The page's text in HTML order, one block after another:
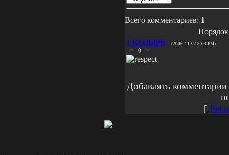
Всего комментариев: 1
1 KO3blPb (2006-11-07 8:03 PM)
0
Добавлять
[